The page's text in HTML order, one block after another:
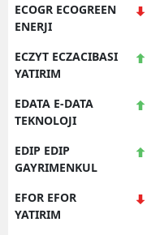
ECOGR ECOGREEN
ENERJI
ECZYT ECZACIBASI
YATIRIM
EDATA E-DATA
TEKNOLOJI
EDIP EDIP
GAYRIMENKUL
EFOR EFOR
YATIRIM